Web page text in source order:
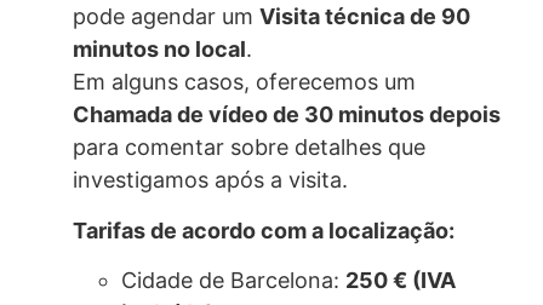
pode agendar um Visita técnica de 90
minutos no local.
Em alguns casos, oferecemos um
Chamada de vídeo de 30 minutos depois
para comentar sobre detalhes que
investigamos após a visita.
Tarifas de acordo com a localização:
Cidade de Barcelona: 250 € (IVA